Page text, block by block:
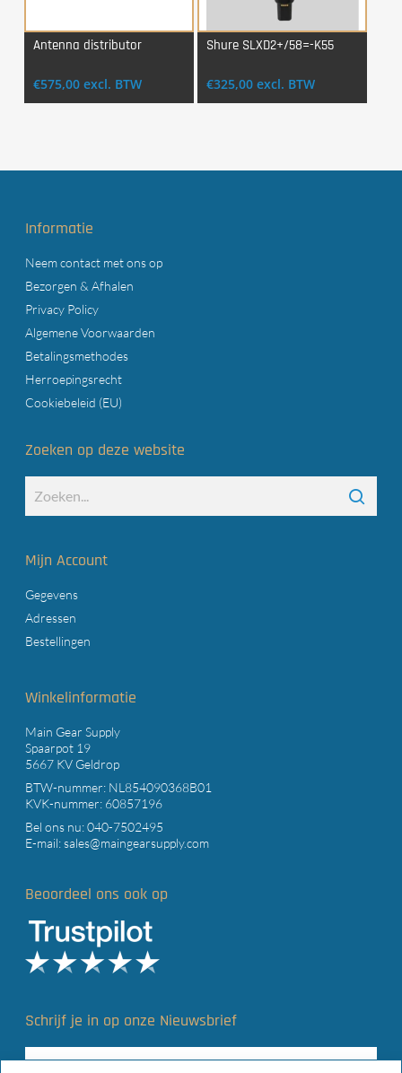
Antenna distributor
€575,00 excl. BTW
Shure SLXD2+/58=-K55
€325,00 excl. BTW
Informatie
Neem contact met ons op
Bezorgen & Afhalen
Privacy Policy
Algemene Voorwaarden
Betalingsmethodes
Herroepingsrecht
Cookiebeleid (EU)
Zoeken op deze website
Mijn Account
Gegevens
Adressen
Bestellingen
Winkelinformatie
Main Gear Supply
Spaarpot 19
5667 KV Geldrop
BTW-nummer: NL854090368B01
KVK-nummer: 60857196
Bel ons nu:040-7502495
E-mail:sales@maingearsupply.com
Beoordeel ons ook op
Schrijf je in op onze Nieuwsbrief